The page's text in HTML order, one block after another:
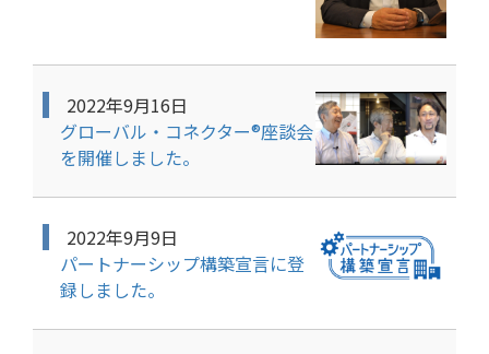
2022年9月16日
グローバル・コネクター®座談会
を開催しました。
2022年9月9日
パートナーシップ構築宣言に登
録しました。